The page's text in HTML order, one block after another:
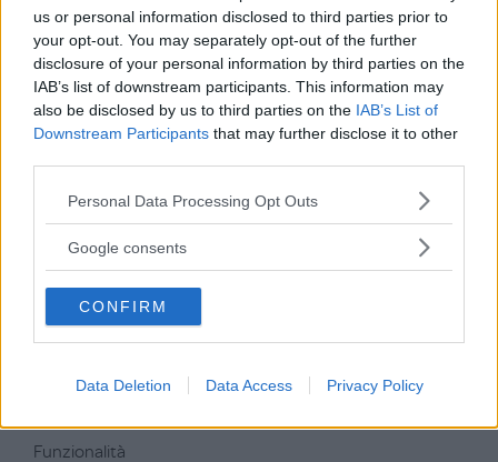
us or personal information disclosed to third parties prior to
your opt-out. You may separately opt-out of the further
disclosure of your personal information by third parties on the
IAB’s list of downstream participants. This information may
also be disclosed by us to third parties on the IAB’s List of
Downstream Participants that may further disclose it to other
Please note that this website/app uses one or more Google
not limited to your visit or usage behaviour. You may click to
use your data for below specified purposes in below Google
consent section.
Personal Data Processing Opt Outs
Google consents
CONFIRM
Data Deletion Data Access Privacy Policy
Noemi2020
19 Settembre, 2023
Spazzolino Bambini 3-6 anni
figlia non vede l ora di utilizzarlo dopo cenA corre in
bagno e mi chiama dicendo che lo vuole.. lo consiglio
molto alle mamme è davvero morbido e di ottima
qualità..
Praticità
Funzionalità